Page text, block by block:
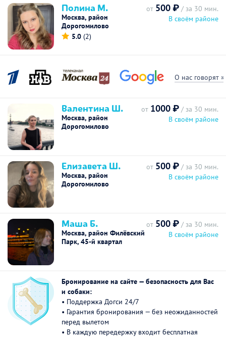
Полина М.
Москва, район
Дорогомилово
5.0 (2)
от 500 ₽ / за 30 мин.
В своём районе
О нас говорят »
Валентина Ш.
Москва, район
Дорогомилово
от 1000 ₽ / за 30 мин.
В своём районе
Елизавета Ш.
Москва, район
Дорогомилово
от 500 ₽ / за 30 мин.
В своём районе
Маша Б.
Москва, район Филёвский
Парк, 45-й квартал
от 500 ₽ / за 30 мин.
В своём районе
Бронирование на сайте — безопасность для Вас
и собаки:
• Поддержка Догси 24/7
• Гарантия бронирования — без неожиданностей
перед вылетом
• В каждую передержку входит бесплатная